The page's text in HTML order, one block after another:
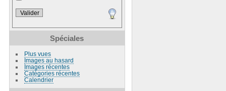
Spéciales
Plus vues
Images au hasard
Images récentes
Catégories récentes
Calendrier